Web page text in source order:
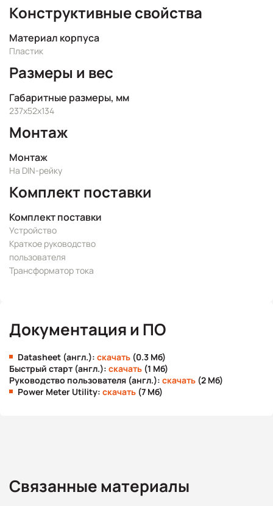
Конструктивные свойства
Материал корпуса
Пластик
Размеры и вес
Габаритные размеры, мм
237х52х134
Монтаж
Монтаж
На DIN-рейку
Комплект поставки
Комплект поставки
Устройство
Краткое руководство
пользователя
Трансформатор тока
Документация и ПО
Datasheet (англ.): скачать (0.3 Мб)
Быстрый старт (англ.): скачать (1 Мб)
Руководство пользователя (англ.): скачать (2 Мб)
Power Meter Utility: скачать (7 Мб)
Связанные материалы